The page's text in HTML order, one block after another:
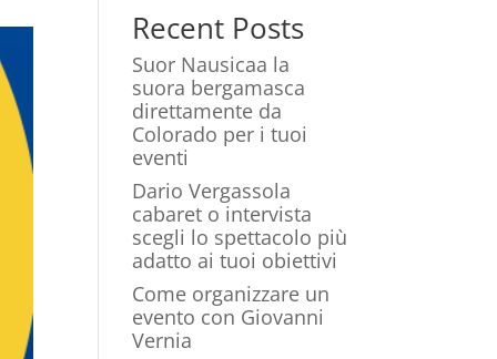
Recent Posts
Suor Nausicaa la
suora bergamasca
direttamente da
Colorado per i tuoi
eventi
Dario Vergassola
cabaret o intervista
scegli lo spettacolo più
adatto ai tuoi obiettivi
Come organizzare un
evento con Giovanni
Vernia